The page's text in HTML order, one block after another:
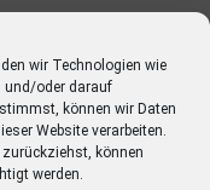
wir Technologien wie
und/oder darauf
können wir Daten
Website verarbeiten.
können
werden.